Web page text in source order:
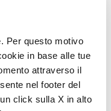
Per questo motivo
in base alle tue
attraverso il
nel footer del
click sulla X in alto